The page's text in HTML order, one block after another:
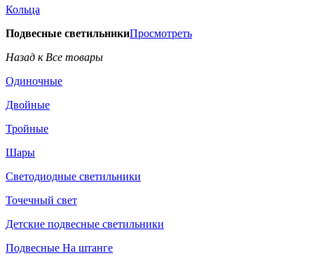
Кольца
Подвесные светильникиПросмотреть
Назад к Все товары
Одиночные
Двойные
Тройные
Шары
Светодиодные светильники
Точечный свет
Детские подвесные светильники
Подвесные На штанге